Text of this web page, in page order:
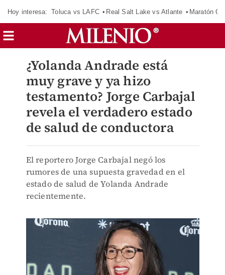
Hoy interesa: Toluca vs LAFC Real Salt Lake vs Atlante Maratón
¿Yolanda Andrade está
muy grave y ya hizo
testamento? Jorge Carbajal
revela el verdadero estado
de salud de conductora
El reportero Jorge Carbajal negó los
rumores de una supuesta gravedad en el
estado de salud de Yolanda Andrade
recientemente.